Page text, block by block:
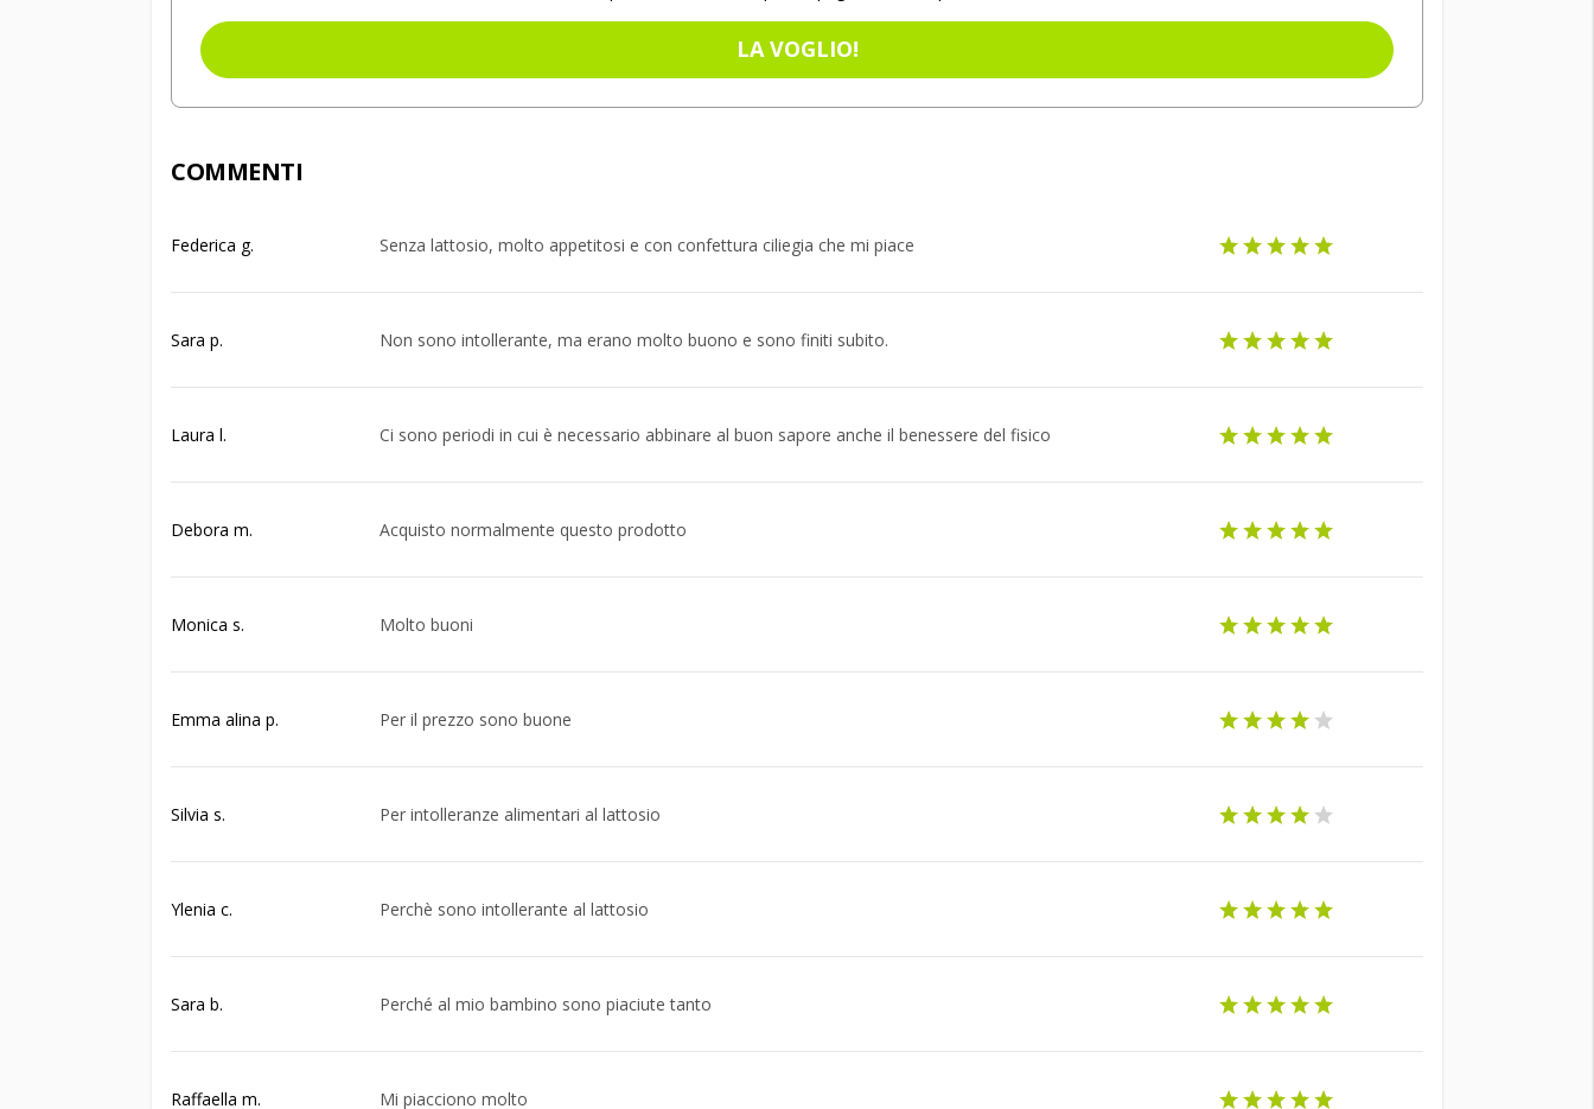
LA VOGLIO!
COMMENTI
Federica g. Senza lattosio, molto appetitosi e con confettura ciliegia che mi piace
Sara p. Non sono intollerante, ma erano molto buono e sono finiti subito.
Laura l. Ci sono periodi in cui è necessario abbinare al buon sapore anche il benessere del fisico
Debora m. Acquisto normalmente questo prodotto
Monica s. Molto buoni
Emma alina p. Per il prezzo sono buone
Silvia s. Per intolleranze alimentari al lattosio
Ylenia c. Perchè sono intollerante al lattosio
Sara b. Perché al mio bambino sono piaciute tanto
Raffaella m. Mi piacciono molto